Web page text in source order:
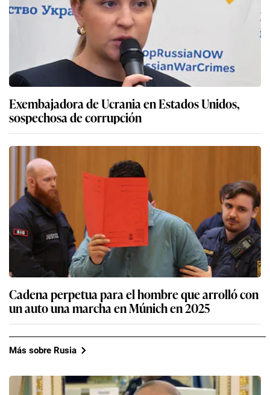
Exembajadora de Ucrania en Estados Unidos,
sospechosa de corrupción
Cadena perpetua para el hombre que arrolló con
un auto una marcha en Múnich en 2025
Más sobre Rusia